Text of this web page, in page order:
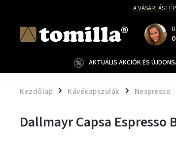
A VÁSÁRLÁS
AKTUÁLIS AKCIÓK ÉS
Kezdőlap / Kávékapszulák / Nespresso
Dallmayr Capsa